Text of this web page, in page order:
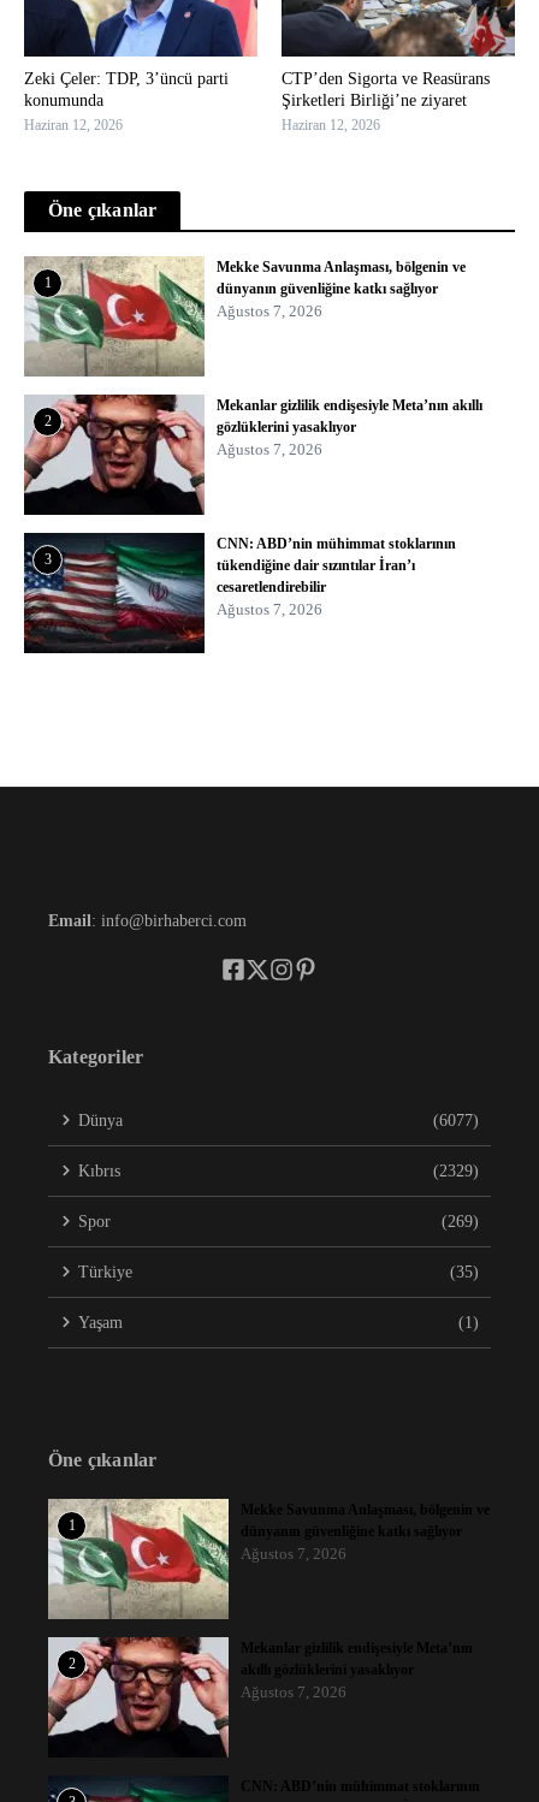
Zeki Çeler: TDP, 3’üncü parti
konumunda
Haziran 12, 2026
CTP’den Sigorta ve Reasürans
Şirketleri Birliği’ne ziyaret
Haziran 12, 2026
Öne çıkanlar
1
Mekke Savunma Anlaşması, bölgenin ve
dünyanın güvenliğine katkı sağlıyor
Ağustos 7, 2026
2
Mekanlar gizlilik endişesiyle Meta’nın akıllı
gözlüklerini yasaklıyor
Ağustos 7, 2026
3
CNN: ABD’nin mühimmat stoklarının
tükendiğine dair sızıntılar İran’ı
cesaretlendirebilir
Ağustos 7, 2026
Email: info@birhaberci.com
Kategoriler
Dünya (6077)
Kıbrıs (2329)
Spor (269)
Türkiye (35)
Yaşam (1)
Öne çıkanlar
1
Mekke Savunma Anlaşması, bölgenin ve
dünyanın güvenliğine katkı sağlıyor
Ağustos 7, 2026
2
Mekanlar gizlilik endişesiyle Meta’nın
akıllı gözlüklerini yasaklıyor
Ağustos 7, 2026
CNN: ABD’nin mühimmat stoklarının